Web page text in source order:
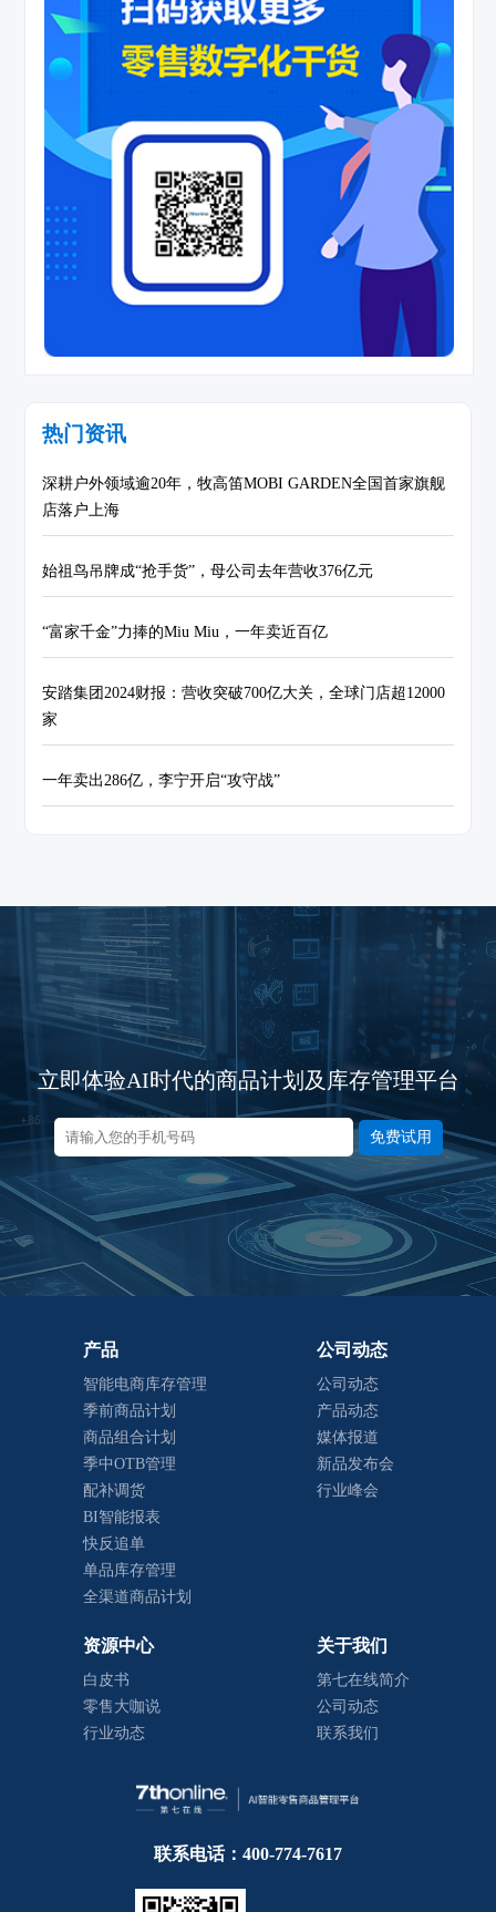
热门资讯
深耕户外领域逾20年，牧高笛MOBI GARDEN全国首家旗舰
店落户上海
始祖鸟吊牌成“抢手货”，母公司去年营收376亿元
“富家千金”力捧的Miu Miu，一年卖近百亿
安踏集团2024财报：营收突破700亿大关，全球门店超12000
家
一年卖出286亿，李宁开启“攻守战”
立即体验AI时代的商品计划及库存管理平台
免费试用
产品
智能电商库存管理
季前商品计划
商品组合计划
季中OTB管理
配补调货
BI智能报表
快反追单
单品库存管理
全渠道商品计划
公司动态
公司动态
产品动态
媒体报道
新品发布会
行业峰会
资源中心
白皮书
零售大咖说
行业动态
关于我们
第七在线简介
公司动态
联系我们
联系电话：400-774-7617